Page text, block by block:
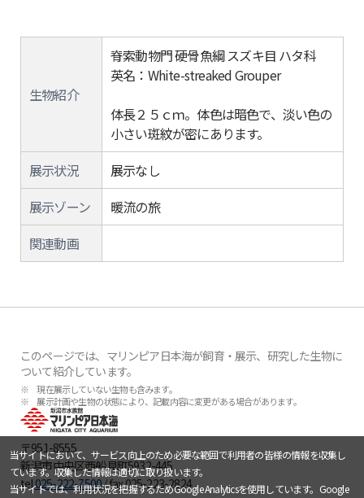
生物紹介
脊索動物門 硬骨魚綱 スズキ目 ハタ科
英名：White-streaked Grouper
体長２５ｃｍ。体色は暗色で、淡い色の
小さい斑紋が密にあります。
展示状況
展示なし
展示ゾーン
暖流の旅
関連動画
このページでは、マリンピア日本海が飼育・展示、研究した生物に
ついて紹介しています。
※ 現在展示していない生物も含みます。
※ 展示計画や生物の状態により、記載内容に変更がある場合があります。
〒951-8555
新潟市中央区西船見町5932-445
tel.025-222-7500/ fax.025-223-2824
当サイトにおいて、サービス向上のため必要な範囲で利用者の皆様の情報を収集し
ています。収集した情報は適切に取り扱います。
当サイトでは、利用状況を把握するためGoogle Analyticsを使用しています。Google